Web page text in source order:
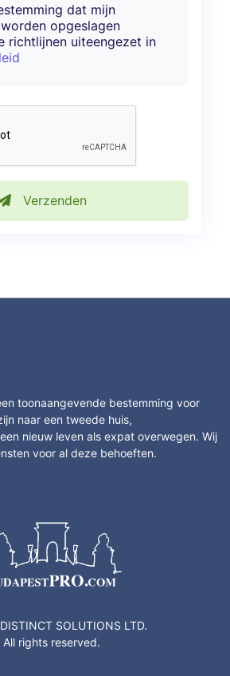
dat mijn
opgeslagen
richtlijnen uiteengezet in
Verzenden
toonaangevende bestemming voor
naar een tweede huis,
nieuw leven als expat overwegen. Wij
voor al deze behoeften.
SOLUTIONS LTD.
All rights reserved.